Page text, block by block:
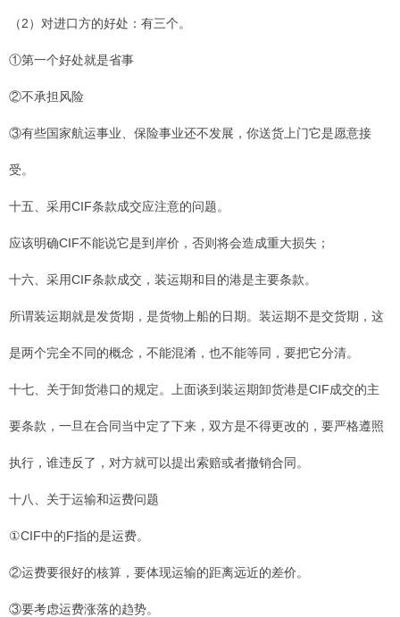
（2）对进口方的好处：有三个。
①第一个好处就是省事
②不承担风险
③有些国家航运事业、保险事业还不发展，你送货上门它是愿意接
受。
十五、采用CIF条款成交应注意的问题。
应该明确CIF不能说它是到岸价，否则将会造成重大损失；
十六、采用CIF条款成交，装运期和目的港是主要条款。
所谓装运期就是发货期，是货物上船的日期。装运期不是交货期，这
是两个完全不同的概念，不能混淆，也不能等同，要把它分清。
十七、关于卸货港口的规定。上面谈到装运期卸货港是CIF成交的主
要条款，一旦在合同当中定了下来，双方是不得更改的，要严格遵照
执行，谁违反了，对方就可以提出索赔或者撤销合同。
十八、关于运输和运费问题
①CIF中的F指的是运费。
②运费要很好的核算，要体现运输的距离远近的差价。
③要考虑运费涨落的趋势。